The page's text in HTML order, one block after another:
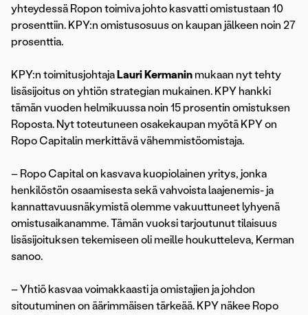
yhteydessä Ropon toimiva johto kasvatti omistustaan 10
prosenttiin. KPY:n omistusosuus on kaupan jälkeen noin 27
prosenttia.
KPY:n toimitusjohtaja Lauri Kermanin mukaan nyt tehty
lisäsijoitus on yhtiön strategian mukainen. KPY hankki
tämän vuoden helmikuussa noin 15 prosentin omistuksen
Roposta. Nyt toteutuneen osakekaupan myötä KPY on
Ropo Capitalin merkittävä vähemmistöomistaja.
– Ropo Capital on kasvava kuopiolainen yritys, jonka
henkilöstön osaamisesta sekä vahvoista laajenemis- ja
kannattavuusnäkymistä olemme vakuuttuneet lyhyenä
omistusaikanamme. Tämän vuoksi tarjoutunut tilaisuus
lisäsijoituksen tekemiseen oli meille houkutteleva, Kerman
sanoo.
– Yhtiö kasvaa voimakkaasti ja omistajien ja johdon
sitoutuminen on äärimmäisen tärkeää. KPY näkee Ropo